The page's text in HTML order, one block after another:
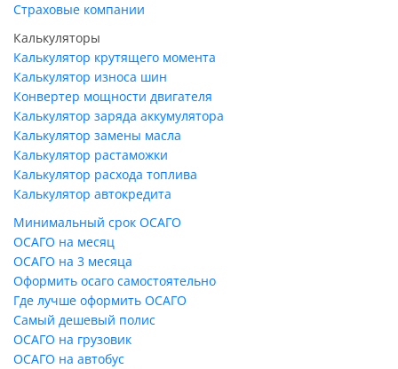
Страховые компании
Калькуляторы
Калькулятор крутящего момента
Калькулятор износа шин
Конвертер мощности двигателя
Калькулятор заряда аккумулятора
Калькулятор замены масла
Калькулятор растаможки
Калькулятор расхода топлива
Калькулятор автокредита
Минимальный срок ОСАГО
ОСАГО на месяц
ОСАГО на 3 месяца
Оформить осаго самостоятельно
Где лучше оформить ОСАГО
Самый дешевый полис
ОСАГО на грузовик
ОСАГО на автобус